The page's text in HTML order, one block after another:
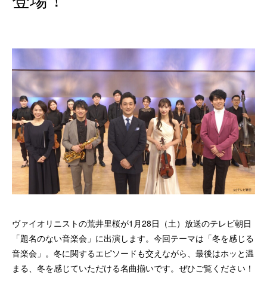
ヴァイオリニストの荒井里桜が1月28日（土）放送のテレビ朝日
「題名のない音楽会」に出演します。今回テーマは「冬を感じる
音楽会」。冬に関するエピソードも交えながら、最後はホッと温
まる、冬を感じていただける名曲揃いです。ぜひご覧ください！